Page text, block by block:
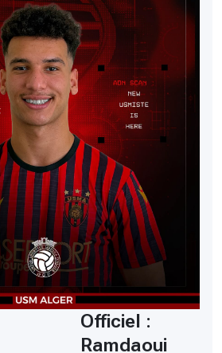
Officiel :
Ramdaoui